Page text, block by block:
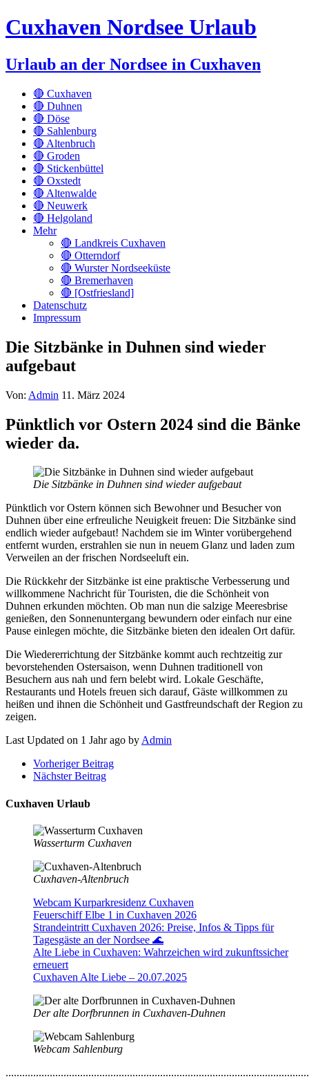
Cuxhaven Nordsee Urlaub
Urlaub an der Nordsee in Cuxhaven
🔴 Cuxhaven
🔴 Duhnen
🔴 Döse
🔴 Sahlenburg
🔴 Altenbruch
🔴 Groden
🔴 Stickenbüttel
🔴 Oxstedt
🔴 Altenwalde
🔴 Neuwerk
🔴 Helgoland
Mehr
🔴 Landkreis Cuxhaven
🔴 Otterndorf
🔴 Wurster Nordseeküste
🔴 Bremerhaven
🔴 [Ostfriesland]
Datenschutz
Impressum
Die Sitzbänke in Duhnen sind wieder
aufgebaut
Von: Admin 11. März 2024
Pünktlich vor Ostern 2024 sind die Bänke
wieder da.
Die Sitzbänke in Duhnen sind wieder aufgebaut
Pünktlich vor Ostern können sich Bewohner und Besucher von
Duhnen über eine erfreuliche Neuigkeit freuen: Die Sitzbänke sind
endlich wieder aufgebaut! Nachdem sie im Winter vorübergehend
entfernt wurden, erstrahlen sie nun in neuem Glanz und laden zum
Verweilen an der frischen Nordseeluft ein.
Die Rückkehr der Sitzbänke ist eine praktische Verbesserung und
willkommene Nachricht für Touristen, die die Schönheit von
Duhnen erkunden möchten. Ob man nun die salzige Meeresbrise
genießen, den Sonnenuntergang bewundern oder einfach nur eine
Pause einlegen möchte, die Sitzbänke bieten den idealen Ort dafür.
Die Wiedererrichtung der Sitzbänke kommt auch rechtzeitig zur
bevorstehenden Ostersaison, wenn Duhnen traditionell von
Besuchern aus nah und fern belebt wird. Lokale Geschäfte,
Restaurants und Hotels freuen sich darauf, Gäste willkommen zu
heißen und ihnen die Schönheit und Gastfreundschaft der Region zu
zeigen.
Last Updated on 1 Jahr ago byAdmin
Vorheriger Beitrag
Nächster Beitrag
Cuxhaven Urlaub
Wasserturm Cuxhaven
Cuxhaven-Altenbruch
Webcam Kurparkresidenz Cuxhaven
Feuerschiff Elbe 1 in Cuxhaven 2026
Strandeintritt Cuxhaven 2026: Preise, Infos & Tipps für
Tagesgäste an der Nordsee 🌊
Alte Liebe in Cuxhaven: Wahrzeichen wird zukunftssicher
erneuert
Cuxhaven Alte Liebe – 20.07.2025
Der alte Dorfbrunnen in Cuxhaven-Duhnen
Webcam Sahlenburg